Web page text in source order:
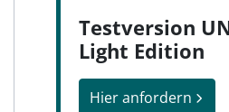
Testversion
Light Edition
Hier anfordern